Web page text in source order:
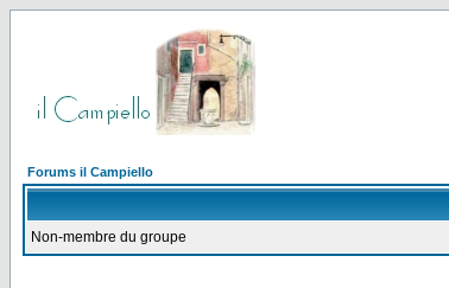
Forums il Campiello
Non-membre du groupe